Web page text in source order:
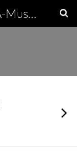
Olivers virtuelles PDA-Museum